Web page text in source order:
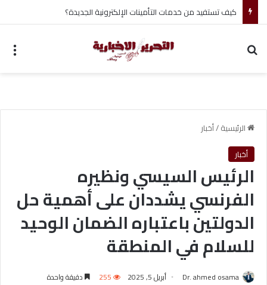
أحمد جابر حسين طه معلم القرآن لغير الناطقين من أسوان
الرئيسية/أخبار
أخبار
الرئيس السيسي ونظيره
الفرنسي يشددان على أهمية حل
الدولتين باعتباره الضمان الوحيد
للسلام في المنطقة
Dr. ahmed osama أبريل 5, 2025 255 دقيقة واحدة